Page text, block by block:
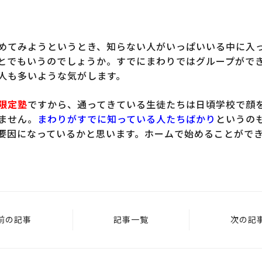
てみようというとき、知らない人がいっぱいいる中に入
でもいうのでしょうか。すでにまわりではグループがで
多いような気がします。
定塾ですから、通ってきている生徒たちは日頃学校で顔
ん。
まわりがすでに知っている人たちばかり というの
因になっているかと思います。ホームで始めることがで
の記事 記事一覧 次の記